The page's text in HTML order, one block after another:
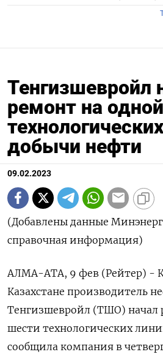
Тенгизшевройл
ремонт на
добычи нефти
09.02.2023
(Добавлены данные
справочная информация)
АЛМА-АТА, 9 фев (Рейтер) -
Казахстане производитель
Тенгизшевройл (ТШО) начал
шести технологических
сообщила компания в